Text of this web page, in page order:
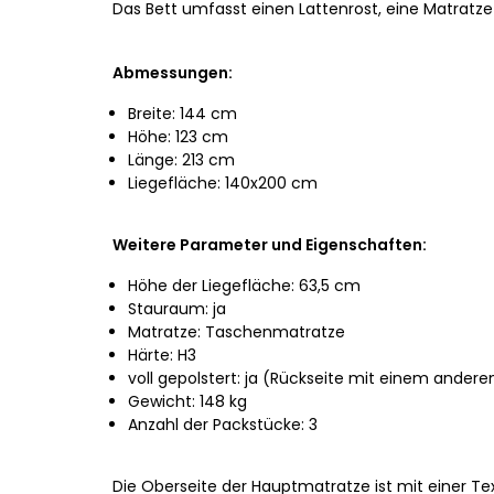
Das Bett umfasst einen Lattenrost, eine
Abmessungen:
Breite: 144 cm
Höhe: 123 cm
Länge: 213 cm
Liegefläche: 140x200 cm
Weitere Parameter und Eigenschaften:
Höhe der Liegefläche: 63,5 cm
Stauraum: ja
Matratze: Taschenmatratze
Härte: H3
voll gepolstert: ja (Rückseite mit einem
Gewicht: 148 kg
Anzahl der Packstücke: 3
Die Oberseite der Hauptmatratze ist mit einer